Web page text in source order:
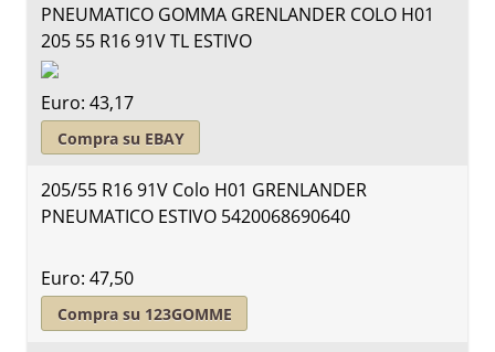
PNEUMATICO GOMMA GRENLANDER COLO H01
205 55 R16 91V TL ESTIVO
Euro: 43,17
Compra su EBAY
205/55 R16 91V Colo H01 GRENLANDER
PNEUMATICO ESTIVO 5420068690640
Euro: 47,50
Compra su 123GOMME